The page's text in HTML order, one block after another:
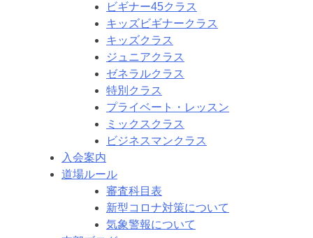
ビギナー45クラス
キッズビギナークラス
キッズクラス
ジュニアクラス
ゼネラルクラス
特別クラス
プライベート・レッスン
ミックスクラス
ビジネスマンクラス
入会案内
道場ルール
審査科目表
新型コロナ対策について
気象警報について